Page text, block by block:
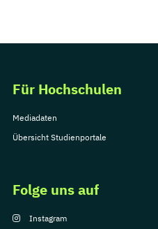
Für Hochschulen
Mediadaten
Übersicht Studienportale
Folge uns auf
Instagram